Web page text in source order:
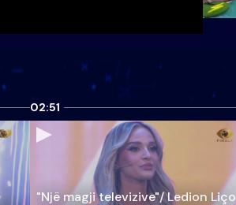
02:51
"Një magji televizive"/ Ledion Liço